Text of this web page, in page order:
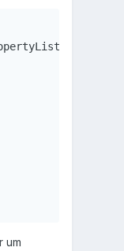
1.0.dtd">
um